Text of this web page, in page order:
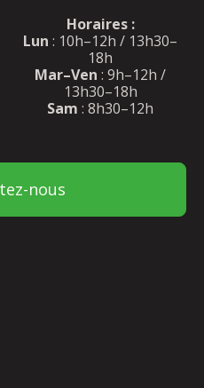
Horaires :
Lun : 10h–12h / 13h30–
18h
Mar–Ven : 9h–12h /
13h30–18h
Sam : 8h30–12h
nous